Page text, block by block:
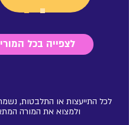
לצפייה בכל
לכל התייעצות או התלבטות,
ולמצוא את המורה